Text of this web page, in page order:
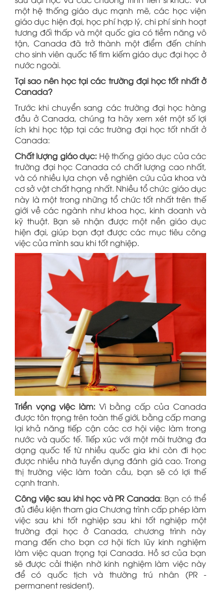
một hệ thống giáo dục mạnh mẽ, các học viện
giáo dục hiện đại, học phí hợp lý, chi phí sinh hoạt
tương đối thấp và một quốc gia có tiềm năng vô
tận, Canada đã trở thành một điểm đến chính
cho sinh viên quốc tế tìm kiếm giáo dục đại học ở
nước ngoài.
Tại sao nên học tại các trường đại học tốt nhất ở
Canada?
Trước khi chuyển sang các trường đại học hàng
đầu ở Canada, chúng ta hãy xem xét một số lợi
ích khi học tập tại các trường đại học tốt nhất ở
Canada:
Chất lượng giáo dục: Hệ thống giáo dục của các
trường đại học Canada có chất lượng cao nhất,
và có nhiều lựa chọn về nghiên cứu của khoa và
cơ sở vật chất hạng nhất. Nhiều tổ chức giáo dục
này là một trong những tổ chức tốt nhất trên thế
giới về các ngành như khoa học, kinh doanh và
kỹ thuật. Bạn sẽ nhận được một nền giáo dục
hiện đại, giúp bạn đạt được các mục tiêu công
việc của mình sau khi tốt nghiệp.
Triển vọng việc làm:Vì bằng cấp của Canada
được tôn trọng trên toàn thế giới, bằng cấp mang
lại khả năng tiếp cận các cơ hội việc làm trong
nước và quốc tế. Tiếp xúc với một môi trường đa
dạng quốc tế từ nhiều quốc gia khi còn đi học
được nhiều nhà tuyển dụng đánh giá cao. Trong
thị trường việc làm toàn cầu, bạn sẽ có lợi thế
cạnh tranh.
Công việc sau khi học và PR Canada: Bạn có thể
đủ điều kiện tham gia Chương trình cấp phép làm
việc sau khi tốt nghiệp sau khi tốt nghiệp một
trường đại học ở Canada, chương trình này
mang đến cho bạn cơ hội tích lũy kinh nghiệm
làm việc quan trọng tại Canada. Hồ sơ của bạn
sẽ được cải thiện nhờ kinh nghiệm làm việc này
để có quốc tịch và thường trú nhân (PR -
permanent resident).